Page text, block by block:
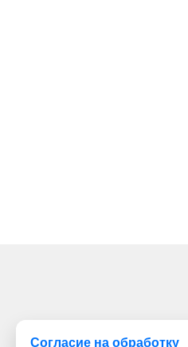
Согласие на обработку